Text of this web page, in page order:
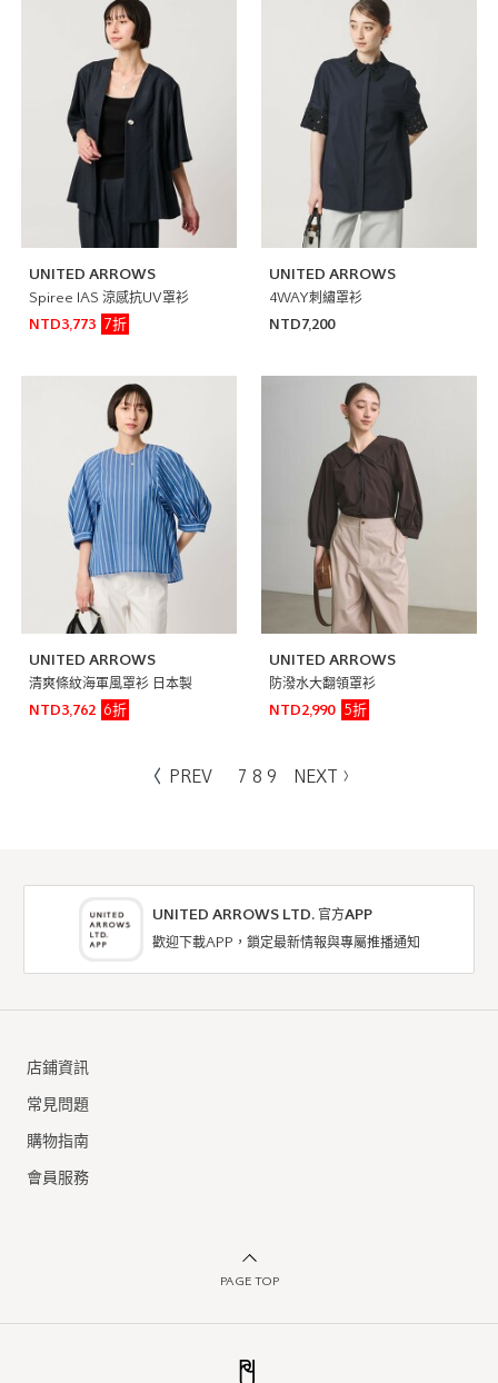
UNITED ARROWS
Spiree IAS 涼感抗UV罩衫
NTD3,773
7折
UNITED ARROWS
4WAY刺繡罩衫
NTD7,200
UNITED ARROWS
清爽條紋海軍風罩衫 日本製
NTD3,762
6折
UNITED ARROWS
防潑水大翻領罩衫
NTD2,990
5折
PREV 7 8 9 NEXT
UNITED ARROWS LTD. 官方APP
歡迎下載APP，鎖定最新情報與專屬推播通知
店鋪資訊
常見問題
購物指南
會員服務
PAGE TOP